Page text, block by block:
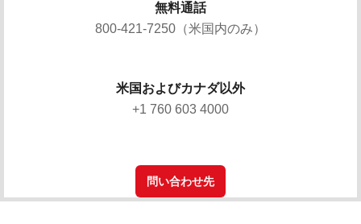
無料通話
800-421-7250（米国内のみ）
米国およびカナダ以外
+1 760 603 4000
問い合わせ先